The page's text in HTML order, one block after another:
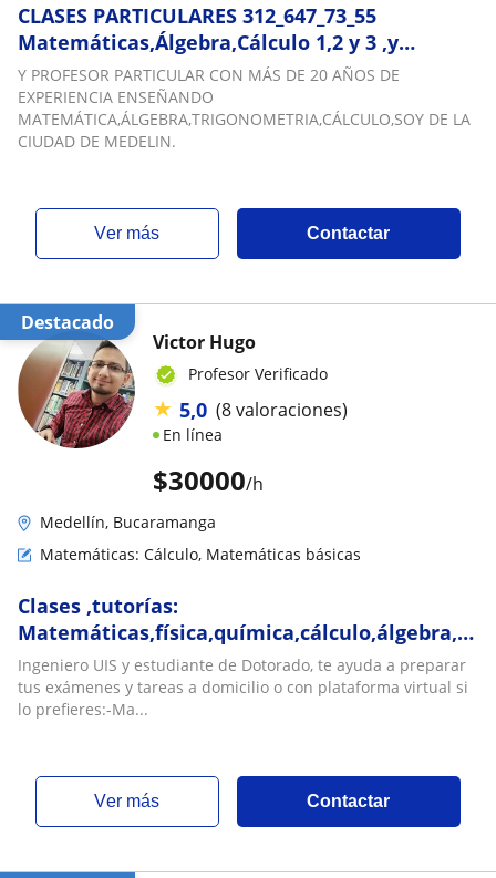
CLASES PARTICULARES 312_647_73_55
Matemáticas,Álgebra,Cálculo 1,2 y 3 ,y
otras.En Medellín,Y LLano Grande (Rionegro
Antioquia) EAFIT, EIA,
UNAL,UDEA,UCO,UANDES,UJAVERIANA
Y PROFESOR PARTICULAR CON MÁS DE 20 AÑOS DE
EXPERIENCIA ENSEÑANDO
MATEMÁTICA,ÁLGEBRA,TRIGONOMETRIA,CÁLCULO,SOY DE LA
CIUDAD DE MEDELIN.
ver más Contactar
Destacado
$30000/h
Victor Hugo
Profesor Verificado
★ 5,0 (8 valoraciones)
En línea
Medellín, Bucaramanga
Matemáticas: Cálculo, Matemáticas básicas
Clases ,tutorías:
financiera
Ingeniero UIS y estudiante de Dotorado, te ayuda a preparar
tus exámenes y tareas a domicilio o con plataforma virtual si
lo prefieres:-Ma...
ver más Contactar